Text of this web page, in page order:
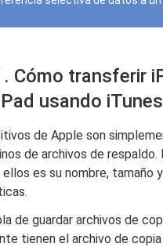
Cómo transferir
usando iTunes
de Apple son
de archivos de respaldo.
es su nombre, tamaño
de guardar archivos de
tienen el archivo de